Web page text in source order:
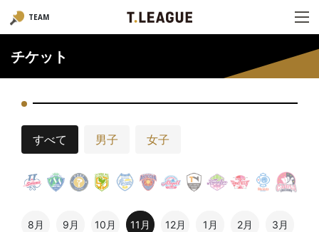
TEAM
チケット
すべて 男子 女子
8月 9月 10月 11月 12月 1月 2月 3月